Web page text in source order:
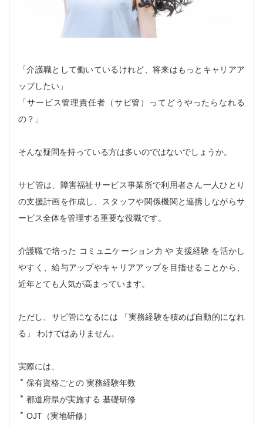
「介護職として働いているけれど、将来はもっとキャリアア
ップしたい」
「サービス管理責任者（サビ管）ってどうやったらなれる
の？」
そんな疑問を持っている方は多いのではないでしょうか。
サビ管は、障害福祉サービス事業所で利用者さん一人ひとり
の支援計画を作成し、スタッフや関係機関と連携しながらサ
ービス全体を管理する重要な役職です。
介護職で培った コミュニケーション力 や支援経験 を活かし
やすく、給与アップやキャリアアップを目指せることから、
近年とても人気が高まっています。
ただし、サビ管になるには
「実務経験を積めば自動的になれ
る」
わけではありません。
実際には、
保有資格ごとの 実務経験年数
都道府県が実施する 基礎研修
OJT（実地研修）